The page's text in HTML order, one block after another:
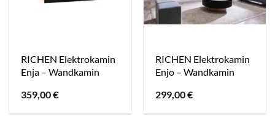
RICHEN Elektrokamin
Enja – Wandkamin
359,00€
RICHEN Elektrokamin
Enjo – Wandkamin
299,00€